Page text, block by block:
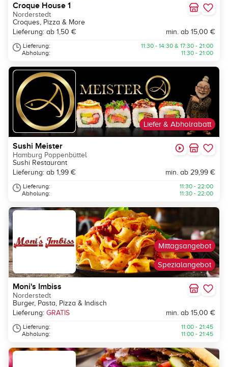
Croque House 1
Norderstedt
Croques, Pizza & More
Lieferung: ab 1,50 €
min. ab 15,00 €
Lieferung:
Abholung:
11:30 - 14:30 & 17:30 - 21:00
11:30 - 21:00
Liefer & Abholrabatt
Sushi Meister
Hamburg Poppenbüttel
Sushi Restaurant
Lieferung: ab 1,99 €
min. ab 29,99 €
Lieferung:
Abholung:
11:30 - 22:00
11:30 - 22:00
Spezialangebot
Mittagsangebot
Moni's Imbiss
Norderstedt
Burger, Pasta, Pizza & Indisch
Lieferung: GRATIS min. ab 15,00 €
Lieferung:
Abholung:
11:00 - 21:45
11:00 - 21:45